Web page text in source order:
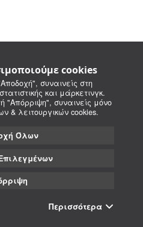
cookies
συναινείς στη
και μάρκετινγκ.
"Απόρριψη", συναινείς μόνο
& λειτουργικών cookies.
Όλων
Περισσότερα